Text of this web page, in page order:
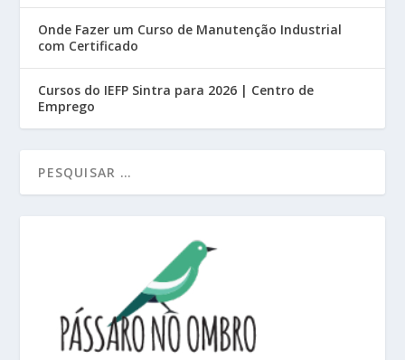
Onde Fazer um Curso de Manutenção Industrial
com Certificado
Cursos do IEFP Sintra para 2026 | Centro de
Emprego